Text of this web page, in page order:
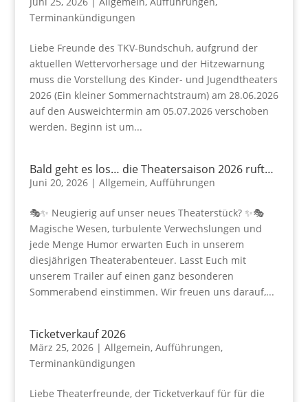
Terminankündigungen
Liebe Freunde des TKV-Bundschuh, aufgrund der
aktuellen Wettervorhersage und der Hitzewarnung
muss die Vorstellung des Kinder- und Jugendtheaters
2026 (Ein kleiner Sommernachtstraum) am 28.06.2026
auf den Ausweichtermin am 05.07.2026 verschoben
werden. Beginn ist um...
Bald geht es los… die Theatersaison 2026 ruft…
Juni 20, 2026| Allgemein, Aufführungen
🎭✨ Neugierig auf unser neues Theaterstück? ✨🎭
Magische Wesen, turbulente Verwechslungen und
jede Menge Humor erwarten Euch in unserem
diesjährigen Theaterabenteuer. Lasst Euch mit
unserem Trailer auf einen ganz besonderen
Sommerabend einstimmen. Wir freuen uns darauf,...
Ticketverkauf 2026
März 25, 2026| Allgemein, Aufführungen,
Terminankündigungen
Liebe Theaterfreunde, der Ticketverkauf für für die